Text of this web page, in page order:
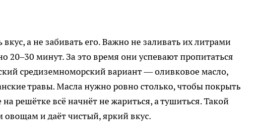
а не забивать его. Важно не заливать их литрами
20–30 минут. За это время они успевают пропитаться
средиземноморский вариант — оливковое масло,
травы. Масла нужно ровно столько, чтобы покрыть
решётке всё начнёт не жариться, а тушиться. Такой
овощам и даёт чистый, яркий вкус.